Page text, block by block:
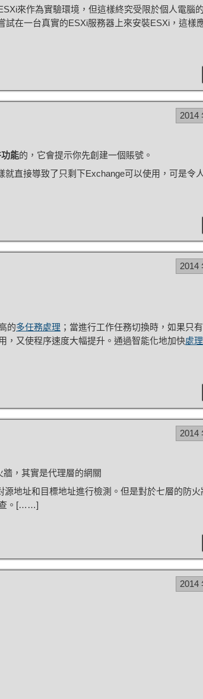
來作為實驗環境，但這樣終究受限於個人電腦
在一台真實的ESXi服務器上來安裝ESXi，這樣
2014
能的，它會提示你先創建一個賬號。
直接導致了只剩下Exchange可以使用，可是令
2014
的多任務處理 ；當進行工作任務切換時，如果只
，又使程序速度大幅提升。通過智能化地加快處
2014
，其實是代理層的網關
地址和目標地址進行檢測。但是對於七層的防
查。[……]
2014